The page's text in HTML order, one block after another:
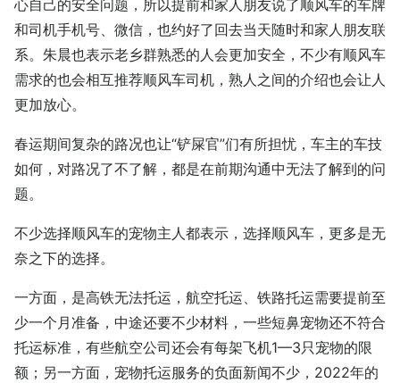
心自己的安全问题，所以提前和家人朋友说了顺风车的车牌
和司机手机号、微信，也约好了回去当天随时和家人朋友联
系。朱晨也表示老乡群熟悉的人会更加安全，不少有顺风车
需求的也会相互推荐顺风车司机，熟人之间的介绍也会让人
更加放心。
春运期间复杂的路况也让“铲屎官”们有所担忧，车主的车技
如何，对路况了不了解，都是在前期沟通中无法了解到的问
题。
不少选择顺风车的宠物主人都表示，选择顺风车，更多是无
奈之下的选择。
一方面，是高铁无法托运，航空托运、铁路托运需要提前至
少一个月准备，中途还要不少材料，一些短鼻宠物还不符合
托运标准，有些航空公司还会有每架飞机1—3只宠物的限
额；另一方面，宠物托运服务的负面新闻不少，2022年的